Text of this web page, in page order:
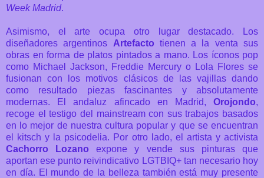
Week Madrid.
Asimismo, el arte ocupa otro lugar destacado. Los
diseñadores argentinos Artefacto tienen a la venta sus
obras en forma de platos pintados a mano. Los íconos pop
como Michael Jackson, Freddie Mercury o Lola Flores se
fusionan con los motivos clásicos de las vajillas dando
como resultado piezas fascinantes y absolutamente
modernas. El andaluz afincado en Madrid, Orojondo,
recoge el testigo del mainstream con sus trabajos basados
en lo mejor de nuestra cultura popular y que se encuentran
el kitsch y la psicodelia. Por otro lado, el artista y activista
Cachorro Lozano expone y vende sus pinturas que
aportan ese punto reivindicativo LGTBIQ+ tan necesario hoy
en día. El mundo de la belleza también está muy presente